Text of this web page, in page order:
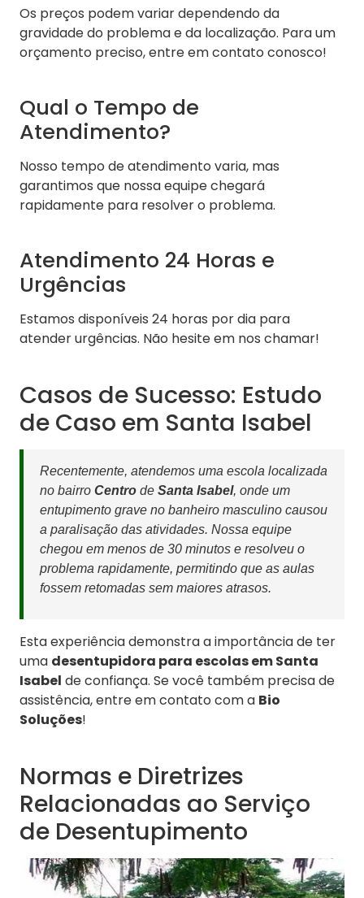
Os preços podem variar dependendo da
gravidade do problema e da localização. Para um
orçamento preciso, entre em contato conosco!
Qual o Tempo de
Atendimento?
Nosso tempo de atendimento varia, mas
garantimos que nossa equipe chegará
rapidamente para resolver o problema.
Atendimento 24 Horas e
Urgências
Estamos disponíveis 24 horas por dia para
atender urgências. Não hesite em nos chamar!
Casos de Sucesso: Estudo
de Caso em Santa Isabel
Recentemente, atendemos uma escola localizada
no bairro Centro de Santa Isabel, onde um
entupimento grave no banheiro masculino causou
a paralisação das atividades. Nossa equipe
chegou em menos de 30 minutos e resolveu o
problema rapidamente, permitindo que as aulas
fossem retomadas sem maiores atrasos.
Esta experiência demonstra a importância de ter
uma desentupidora para escolas em Santa
Isabel de confiança. Se você também precisa de
assistência, entre em contato com a Bio
Soluções!
Normas e Diretrizes
Relacionadas ao Serviço
de Desentupimento